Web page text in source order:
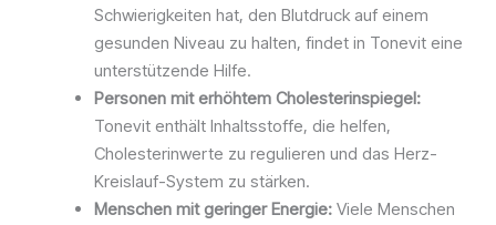
Schwierigkeiten hat, den Blutdruck auf einem
gesunden Niveau zu halten, findet in Tonevit eine
unterstützende Hilfe.
Personen mit erhöhtem Cholesterinspiegel:
Tonevit enthält Inhaltsstoffe, die helfen,
Cholesterinwerte zu regulieren und das Herz-
Kreislauf-System zu stärken.
Menschen mit geringer Energie: Viele Menschen